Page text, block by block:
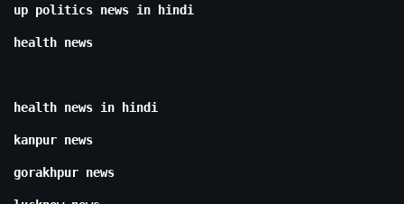
up politics news in hindi
health news
health news in hindi
kanpur news
gorakhpur news